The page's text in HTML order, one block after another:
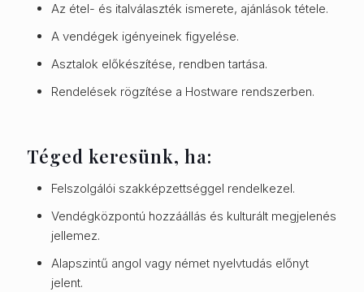
Az étel- és italválaszték ismerete, ajánlások tétele.
A vendégek igényeinek figyelése.
Asztalok előkészítése, rendben tartása.
Rendelések rögzítése a Hostware rendszerben.
Téged keresünk, ha:
Felszolgálói szakképzettséggel rendelkezel.
Vendégközpontú hozzáállás és kulturált megjelenés
jellemez.
Alapszintű angol vagy német nyelvtudás előnyt
jelent.